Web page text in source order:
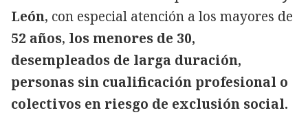
León, con especial atención a los mayores de
52 años, los menores de 30,
desempleados de larga duración,
personas sin cualificación profesional o
colectivos en riesgo de exclusión social.